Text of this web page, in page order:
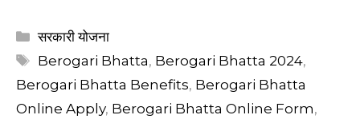
Categories
सरकारी योजना
Tags
Berogari Bhatta, Berogari Bhatta 2024,
Berogari Bhatta Benefits, Berogari Bhatta
Online Apply, Berogari Bhatta Online Form,